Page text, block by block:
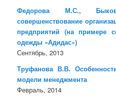
Федорова М.С.,
совершенствование
предприятий (на примере
одежды «Адидас»)
Сентябрь, 2013
Труфанова В.В.
модели менеджмента
Февраль, 2014